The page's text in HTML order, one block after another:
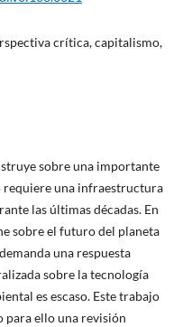
crítica, capitalismo,
sobre una importante
requiere una infraestructura
las últimas décadas. En
sobre el futuro del planeta
una respuesta
sobre la tecnología
es escaso. Este trabajo
para ello una revisión